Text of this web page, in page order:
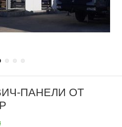
ПАНЕЛИ ОТ